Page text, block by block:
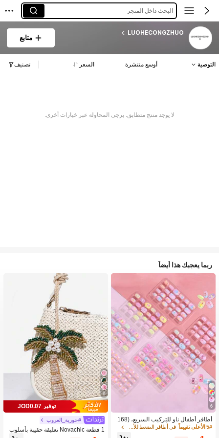
البحث داخل المتجر
LUOHECONGZHUO
متابع
التوصية أوسع منتشرة السعر تصنيف
لا يوجد منتج متطابق. يرجى المحاولة عبر خيارات أخرى.
ربما يعجبك هذا أيضاً
6
أظافر أطفال ناو للتركيب السريع، (168
قطعة و 24 قطعة) أظافر صناعية مسبقة
5# الأعلى تقييماً في أظافر الضغط للأطفال
8
توفير JOD0.07
#حورية_الغروب
1 قطعة Novachic تعليقة حقيبة بأسلوب
العطلات مزينة بالخرز على شكل نجمة الب